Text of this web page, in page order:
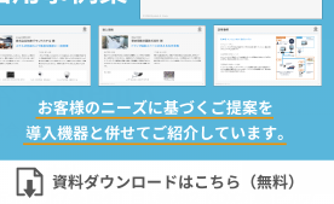
会社システム・ケイ
本社
区北7条西4丁目1番地2 KDX札幌ビル7